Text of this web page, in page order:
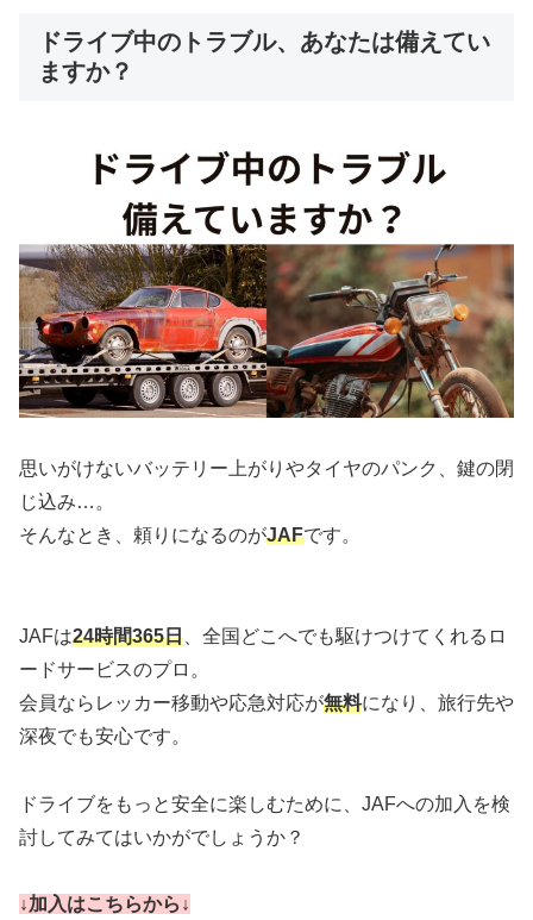
ドライブ中のトラブル、あなたは備えてい
ますか？
思いがけないバッテリー上がりやタイヤのパンク、鍵の閉
じ込み…。
そんなとき、頼りになるのがJAFです。
JAFは24時間365日 、全国どこへでも駆けつけてくれるロ
ードサービスのプロ。
会員ならレッカー移動や応急対応が無料になり、旅行先や
深夜でも安心です。
ドライブをもっと安全に楽しむために、JAFへの加入を検
討してみてはいかがでしょうか？
↓加入はこちらから↓